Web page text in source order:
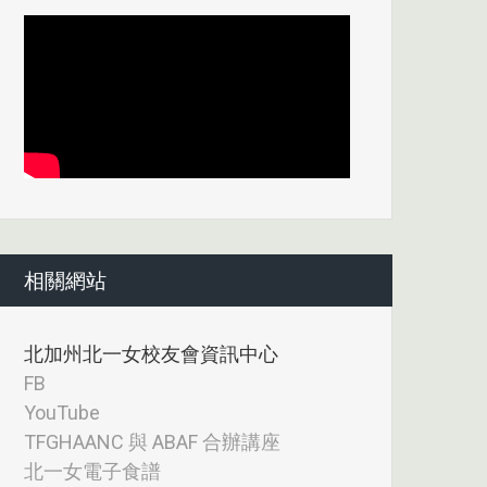
相關網站
北加州北一女校友會資訊中心
FB
YouTube
TFGHAANC 與 ABAF 合辦講座
北一女電子食譜